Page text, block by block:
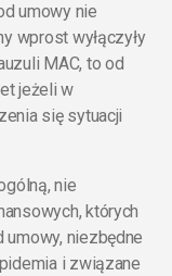
umowy nie
wprost wyłączyły
MAC, to od
jeżeli w
się sytuacji
nie
których
niezbędne
i związane